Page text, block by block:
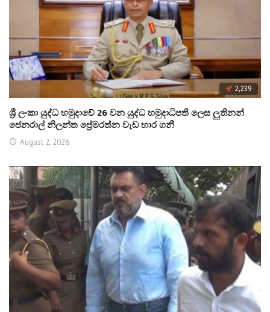
2,239
ශ්‍රී ලංකා යුද්ධ හමුදාවේ 26 වන යුද්ධ හමුදාධිපති ලෙස ලුතිනන්
ජෙනරාල් නිලන්ත ප්‍රේමරත්න වැඩ භාර ගනී
August 2, 2026